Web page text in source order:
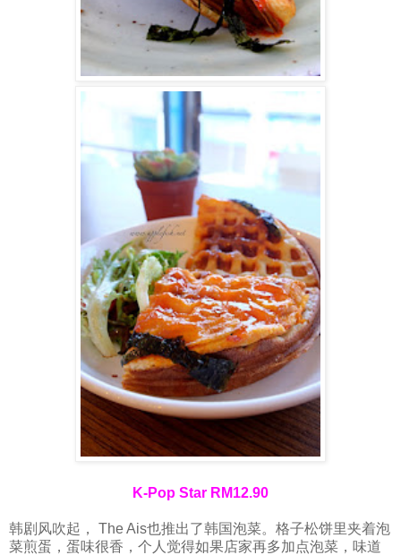
K-Pop Star RM12.90
韩剧风吹起， The Ais也推出了韩国泡菜。格子松饼里夹着泡
菜煎蛋，蛋味很香，个人觉得如果店家再多加点泡菜，味道